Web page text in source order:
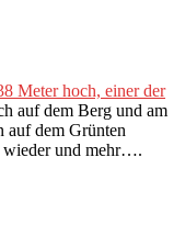
Meter hoch, einer der
auf dem Berg und am
auf dem Grünten
wieder und mehr….